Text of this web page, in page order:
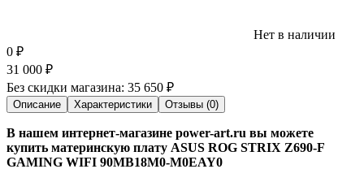
Нет в наличии
0 ₽
31 000 ₽
Без скидки магазина: 35 650 ₽
Описание Характеристики Отзывы (0)
В нашем интернет-магазине power-art.ru вы можете
купить материнскую плату ASUS ROG STRIX Z690-F
GAMING WIFI 90MB18M0-M0EAY0